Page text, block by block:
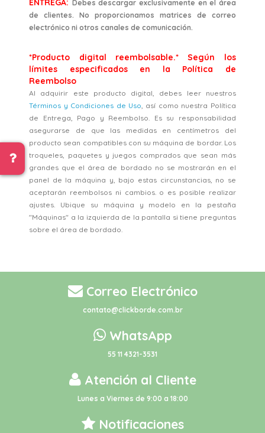
ENTREGA: Debes descargar exclusivamente en el área
de clientes. No proporcionamos matrices de correo
electrónico ni otros canales de comunicación.
*Producto digital reembolsable.* Según los
límites especificados en la Política de
Reembolso
Al adquirir este producto digital, debes leer nuestros
Términos y Condiciones de Uso, así como nuestra Política
de Entrega, Pago y Reembolso. Es su responsabilidad
asegurarse de que las medidas en centímetros del
producto sean compatibles con su máquina de bordar. Los
troqueles, paquetes y juegos comprados que sean más
grandes que el área de bordado no se mostrarán en el
panel de la máquina y, bajo estas circunstancias, no se
aceptarán reembolsos ni cambios. o es posible realizar
ajustes. Ubique su máquina y modelo en la pestaña
"Máquinas" a la izquierda de la pantalla si tiene preguntas
sobre el área de bordado.
Correo Electrónico
contato@clickborde.com.br
WhatsApp
55 11 4321-3531
Atención al Cliente
Lunes a Viernes de 9:00 a 18:00
Notificaciones